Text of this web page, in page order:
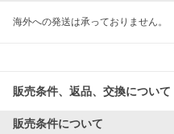
海外への発送は承っておりません。
販売条件、返品、交換について
販売条件について